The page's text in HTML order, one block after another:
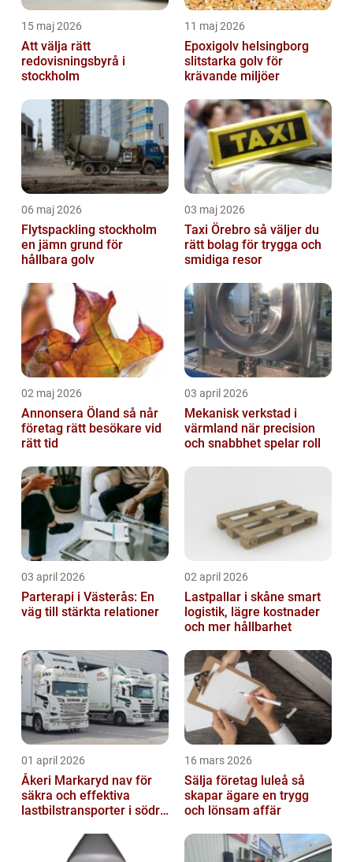
15 maj 2026
Att välja rätt
redovisningsbyrå i
stockholm
11 maj 2026
Epoxigolv helsingborg
slitstarka golv för
krävande miljöer
06 maj 2026
Flytspackling stockholm
en jämn grund för
hållbara golv
03 maj 2026
Taxi Örebro så väljer du
rätt bolag för trygga och
smidiga resor
02 maj 2026
Annonsera Öland så når
företag rätt besökare vid
rätt tid
03 april 2026
Mekanisk verkstad i
värmland när precision
och snabbhet spelar roll
03 april 2026
Parterapi i Västerås: En
väg till stärkta relationer
02 april 2026
Lastpallar i skåne smart
logistik, lägre kostnader
och mer hållbarhet
01 april 2026
Åkeri Markaryd nav för
säkra och effektiva
lastbilstransporter i södra
16 mars 2026
Sälja företag luleå så
skapar ägare en trygg
och lönsam affär